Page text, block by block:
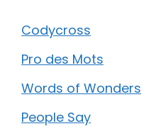
Codycross
Pro des Mots
Words of Wonders
People Say